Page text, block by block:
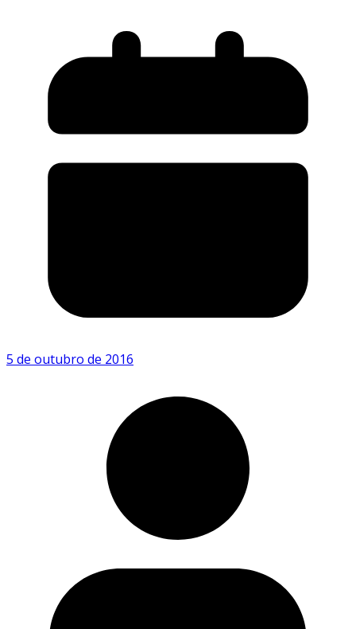
5 de outubro de 2016